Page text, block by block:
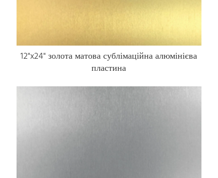
12"x24" золота матова сублімаційна алюмінієва
пластина